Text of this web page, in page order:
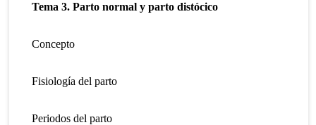
Tema 3. Parto normal y parto distócico
Concepto
Fisiología del parto
Periodos del parto